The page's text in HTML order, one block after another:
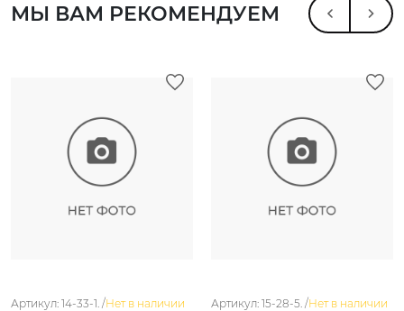
МЫ ВАМ РЕКОМЕНДУЕМ
Артикул: 14-33-1. /Нет в наличии
Артикул: 15-28-5. /Нет в наличии